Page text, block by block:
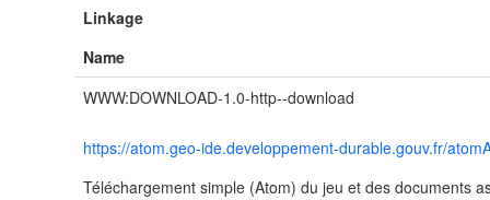
Linkage
Name
WWW:DOWNLOAD-1.0-http--download
https://atom.geo-ide.developpement-durable.gouv.fr/
Téléchargement simple (Atom) du jeu et des documents